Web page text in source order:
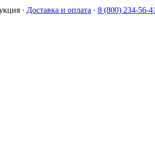
· Доставка и оплата · 8 (800) 234-56-41